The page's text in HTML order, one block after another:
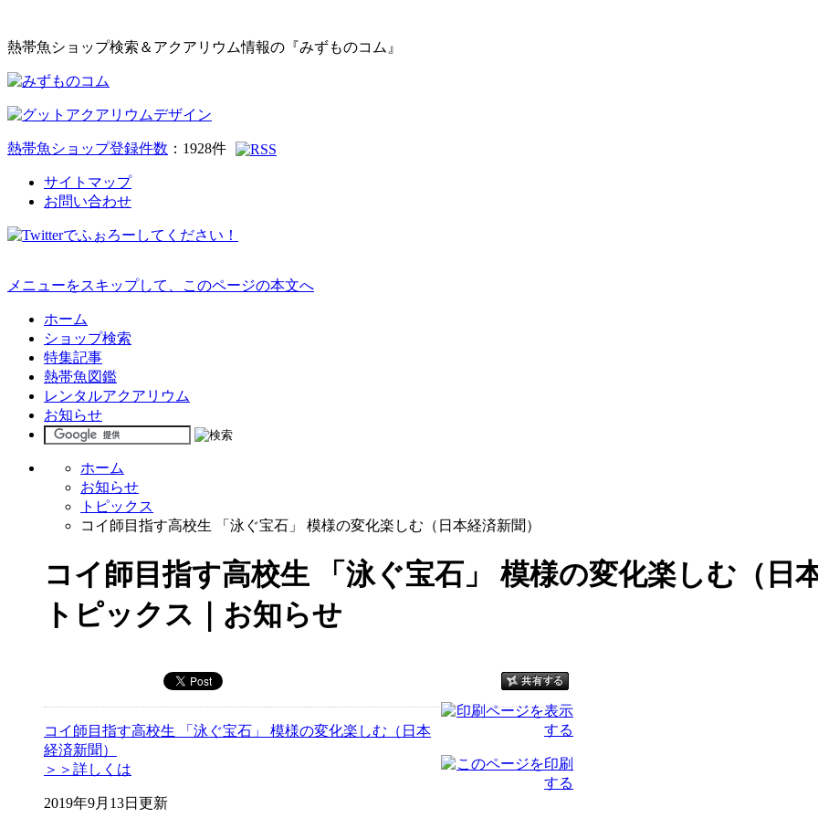
熱帯魚ショップ検索＆アクアリウム情報の『みずものコム』
熱帯魚ショップ登録件数 ： 1928件
サイトマップ
お問い合わせ
メニューをスキップして、このページの本文へ
ホーム
ショップ検索
特集記事
熱帯魚図鑑
レンタルアクアリウム
お知らせ
ホーム
お知らせ
トピックス
コイ師目指す高校生 「泳ぐ宝石」 模様の変化楽しむ（日本経済新聞）
コイ師目指す高校生 「泳ぐ宝石」 模様の変化楽しむ（日
トピックス｜お知らせ
コイ師目指す高校生 「泳ぐ宝石」 模様の変化楽しむ（日本
経済新聞）
＞＞詳しくは
2019年9月13日更新